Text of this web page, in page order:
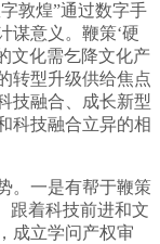
敦煌”通过数字手
谋意义。鞭策‘硬
文化需乞降文化产
转型升级供给焦点
技融合、成长新型
科技融合立异的相
一是有帮于鞭策
跟着科技前进和文
成立学问产权审